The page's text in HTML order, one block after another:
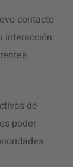
contacto
interacción.
de
poder